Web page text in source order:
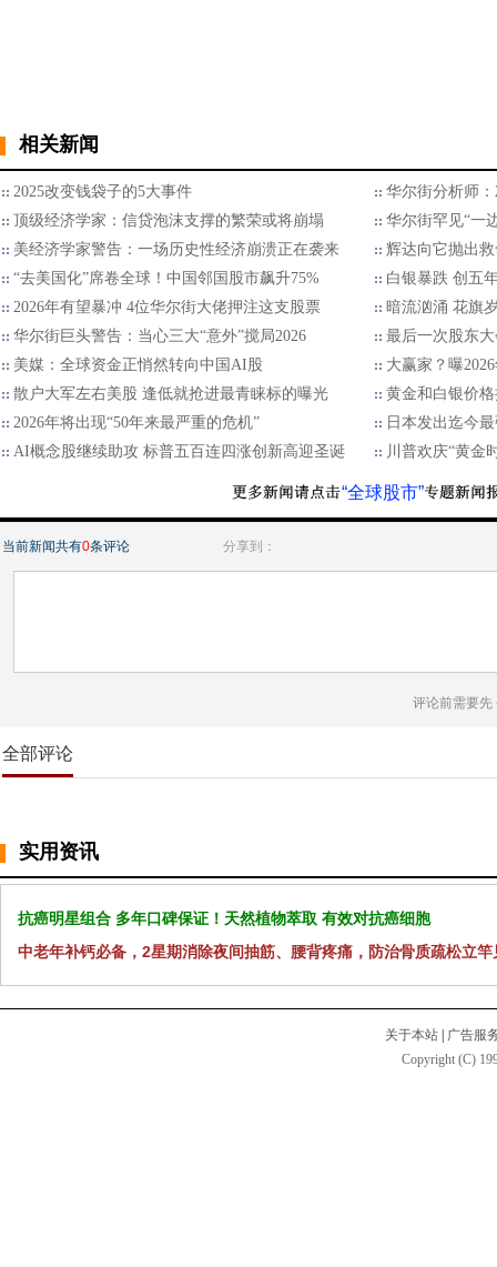
相关新闻
2025改变钱袋子的5大事件
华尔街分析师
顶级经济学家：信贷泡沫支撑的繁荣或将崩塌
华尔街罕见“一
美经济学家警告：一场历史性经济崩溃正在袭来
辉达向它抛出
“去美国化”席卷全球！中国邻国股市飙升75%
白银暴跌 创五
2026年有望暴冲 4位华尔街大佬押注这支股票
暗流汹涌 花旗
华尔街巨头警告：当心三大“意外”搅局2026
最后一次股东
美媒：全球资金正悄然转向中国AI股
大赢家？曝
散户大军左右美股 逢低就抢进最青睐标的曝光
黄金和白银价
2026年将出现“50年来最严重的危机”
日本发出迄今
AI概念股继续助攻 标普五百连四涨创新高迎圣诞
川普欢庆“黄金
“全球股市”
当前新闻共有0条评论 分享到：
评论前需要先
全部评论
实用资讯
抗癌明星组合 多年口碑保证！天然植物萃取 有效对抗癌细胞
中老年补钙必备，2星期消除夜间抽筋、腰背疼痛，防治骨质疏松立竿
关于本站
广告服
Copyright (C)